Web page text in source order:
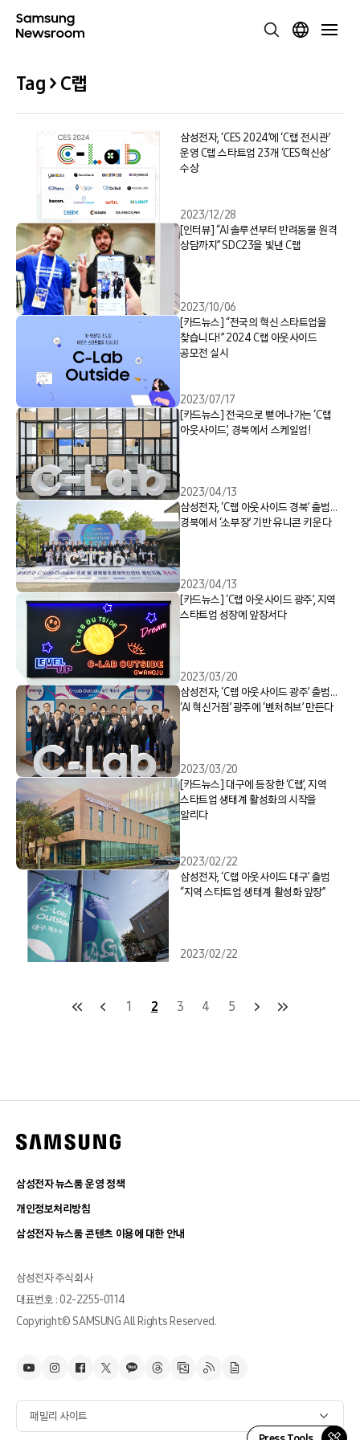
Tag > C랩
삼성전자, ‘CES 2024’에 ‘C랩 전시관’
운영 C랩 스타트업 23개 ‘CES혁신상’
수상
2023/12/28
[인터뷰] “AI 솔루션부터 반려동물 원격
상담까지” SDC23을 빛낸 C랩
2023/10/06
[카드뉴스] “전국의 혁신 스타트업을
찾습니다!” 2024 C랩 아웃사이드
공모전 실시
2023/07/17
[카드뉴스] 전국으로 뻗어나가는 ‘C랩
아웃사이드’, 경북에서 스케일업!
2023/04/13
삼성전자, ‘C랩 아웃사이드 경북’ 출범…
경북에서 ‘소부장’ 기반 유니콘 키운다
2023/04/13
[카드뉴스] ‘C랩 아웃사이드 광주’, 지역
스타트업 성장에 앞장서다
2023/03/20
삼성전자, ‘C랩 아웃사이드 광주’ 출범…
‘AI 혁신거점’ 광주에 ‘벤처허브’ 만든다
2023/03/20
[카드뉴스] 대구에 등장한 ‘C랩’, 지역
스타트업 생태계 활성화의 시작을
알리다
2023/02/22
삼성전자, ‘C랩 아웃사이드 대구’ 출범
“지역 스타트업 생태계 활성화 앞장”
2023/02/22
1 2 3 4 5
삼성전자 뉴스룸 운영 정책
개인정보처리방침
삼성전자 뉴스룸 콘텐츠 이용에 대한 안내
삼성전자 주식회사
대표번호 : 02-2255-0114
Copyright© SAMSUNG All Rights Reserved.
패밀리 사이트